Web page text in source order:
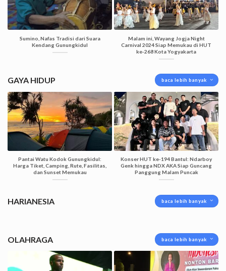
Sumino, Nafas Tradisi dari Suara
Kendang Gunungkidul
Malam ini, Wayang Jogja Night
Carnival 2024 Siap Memukau di HUT
ke-268 Kota Yogyakarta
GAYA HIDUP baca lebih banyak
Pantai Watu Kodok Gunungkidul:
Harga Tiket, Camping, Rute, Fasilitas,
dan Sunset Memukau
Konser HUT ke-194 Bantul: Ndarboy
Genk hingga NDX AKA Siap Guncang
Panggung Malam Puncak
HARIANESIA baca lebih banyak
OLAHRAGA baca lebih banyak